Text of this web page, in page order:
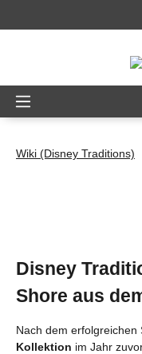
Wiki (Disney Traditions)
Disney
Shore aus
Nach dem erfolgreichen
Kollektion im Jahr